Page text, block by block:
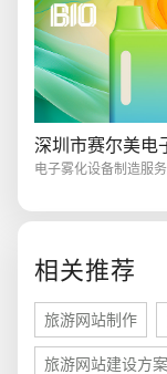
相关推荐
旅游网站制作
旅游网站建设方案
电